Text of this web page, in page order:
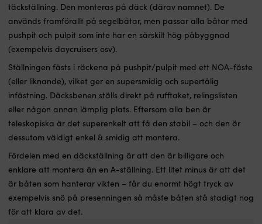
täckställning. Den monteras på däck (därav namnet). De
används framförallt på segelbåtar, men passar alla båtar med
pushpit och pulpit som inte har en särskilt hög påbyggnad
(exempelvis daycruisers osv).
Ställningen fästs i räckena på pushpit/pulpit med ett NOA-fäste
(eller liknande), vilket ger en supersmidig och supertålig
infästning. Däcksbenen ställs direkt på rufftaket, relingslisten
eller någon annan lämplig plats. Eftersom alla ben är
teleskopiska är det superenkelt att få den stabil – och den är
dessutom väldigt enkel & smidig att montera.
Fördelen med en däckställning är att den är billigare och
enklare att montera än en A-ställning. Ett litet minus är att det
är båten som hanterar vikten – får du enormt högt tryck av
exempelvis snö på presenningen så måste båten stå stadigt nog
för att klara av det.